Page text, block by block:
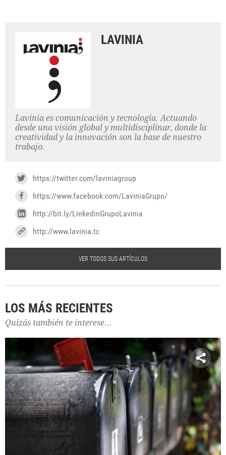
LAVINIA
Lavinia es comunicación y tecnología. Actuando
desde una visión global y multidisciplinar, donde la
creatividad y la innovación son la base de nuestro
trabajo.
https://twitter.com/laviniagroup
https://www.facebook.com/LaviniaGrupo/
http://bit.ly/LinkedinGrupoLavinia
http://www.lavinia.tc
VER TODOS SUS ARTÍCULOS
LOS MÁS RECIENTES
Quizás también te interese...